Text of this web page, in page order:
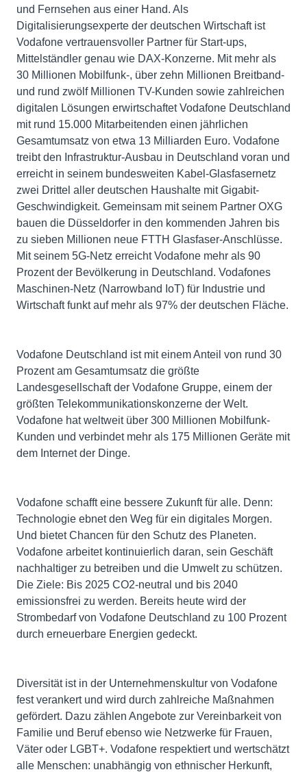
und Fernsehen aus einer Hand. Als
Digitalisierungsexperte der deutschen Wirtschaft ist
Vodafone vertrauensvoller Partner für Start-ups,
Mittelständler genau wie DAX-Konzerne. Mit mehr als
30 Millionen Mobilfunk-, über zehn Millionen Breitband-
und rund zwölf Millionen TV-Kunden sowie zahlreichen
digitalen Lösungen erwirtschaftet Vodafone Deutschland
mit rund 15.000 Mitarbeitenden einen jährlichen
Gesamtumsatz von etwa 13 Milliarden Euro. Vodafone
treibt den Infrastruktur-Ausbau in Deutschland voran und
erreicht in seinem bundesweiten Kabel-Glasfasernetz
zwei Drittel aller deutschen Haushalte mit Gigabit-
Geschwindigkeit. Gemeinsam mit seinem Partner OXG
bauen die Düsseldorfer in den kommenden Jahren bis
zu sieben Millionen neue FTTH Glasfaser-Anschlüsse.
Mit seinem 5G-Netz erreicht Vodafone mehr als 90
Prozent der Bevölkerung in Deutschland. Vodafones
Maschinen-Netz (Narrowband IoT) für Industrie und
Wirtschaft funkt auf mehr als 97% der deutschen Fläche.
Vodafone Deutschland ist mit einem Anteil von rund 30
Prozent am Gesamtumsatz die größte
Landesgesellschaft der Vodafone Gruppe, einem der
größten Telekommunikationskonzerne der Welt.
Vodafone hat weltweit über 300 Millionen Mobilfunk-
Kunden und verbindet mehr als 175 Millionen Geräte mit
dem Internet der Dinge.
Vodafone schafft eine bessere Zukunft für alle. Denn:
Technologie ebnet den Weg für ein digitales Morgen.
Und bietet Chancen für den Schutz des Planeten.
Vodafone arbeitet kontinuierlich daran, sein Geschäft
nachhaltiger zu betreiben und die Umwelt zu schützen.
Die Ziele: Bis 2025 CO2-neutral und bis 2040
emissionsfrei zu werden. Bereits heute wird der
Strombedarf von Vodafone Deutschland zu 100 Prozent
durch erneuerbare Energien gedeckt.
Diversität ist in der Unternehmenskultur von Vodafone
fest verankert und wird durch zahlreiche Maßnahmen
gefördert. Dazu zählen Angebote zur Vereinbarkeit von
Familie und Beruf ebenso wie Netzwerke für Frauen,
Väter oder LGBT+. Vodafone respektiert und wertschätzt
alle Menschen: unabhängig von ethnischer Herkunft,